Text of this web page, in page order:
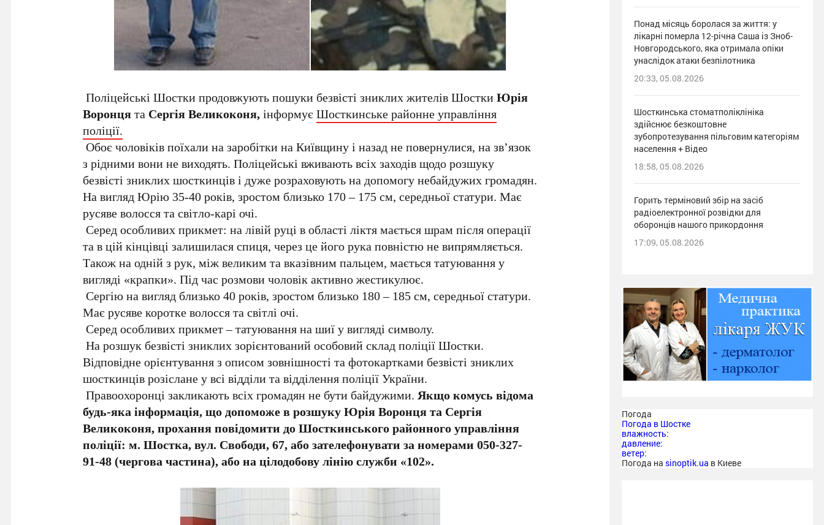
Поліцейські Шостки продовжують пошуки безвісті зниклих жителів ШосткиЮрія
Воронцята Сергія Великоконя,інформуєШосткинське районне управління
поліції.
Обоє чоловіків поїхали на заробітки на Київщину і назад не повернулися, на зв’язок
з рідними вони не виходять. Поліцейські вживають всіх заходів щодо розшуку
безвісті зниклих шосткинців і дуже розраховують на допомогу небайдужих громадян.
На вигляд Юрію 35-40 років, зростом близько 170 – 175 см, середньої статури. Має
русяве волосся та світло-карі очі.
Серед особливих прикмет: на лівій руці в області ліктя мається шрам після операції
та в цій кінцівці залишилася спиця, через це його рука повністю не випрямляється.
Також на одній з рук, між великим та вказівним пальцем, мається татуювання у
вигляді «крапки». Під час розмови чоловік активно жестикулює.
Сергію на вигляд близько 40 років, зростом близько 180 – 185 см, середньої статури.
Має русяве коротке волосся та світлі очі.
Серед особливих прикмет – татуювання на шиї у вигляді символу.
На розшук безвісті зниклих зорієнтований особовий склад поліції Шостки.
Відповідне орієнтування з описом зовнішності та фотокартками безвісті зниклих
шосткинців розіслане у всі відділи та відділення поліції України.
Правоохоронці закликають всіх громадян не бути байдужими.Якщо комусь відома
будь-яка інформація, що допоможе в розшуку Юрія Воронця та Сергія
Великоконя, прохання повідомити до Шосткинського районного управління
поліції: м. Шостка, вул. Свободи, 67, або зателефонувати за номерами 050-327-
91-48 (чергова частина), або на цілодобову лінію служби «102».
Понад місяць боролася за життя: у
лікарні померла 12-річна Саша із Зноб-
Новгородського, яка отримала опіки
унаслідок атаки безпілотника
20:33, 05.08.2026
Шосткинська стоматполіклініка
здійснює безкоштовне
зубопротезування пільговим категоріям
населення + Відео
18:58, 05.08.2026
Горить терміновий збір на засіб
радіоелектронної розвідки для
оборонців нашого прикордоння
17:09, 05.08.2026
Погода
Погода в Шостке
влажность:
давление:
ветер:
Погода на sinoptik.ua в Киеве